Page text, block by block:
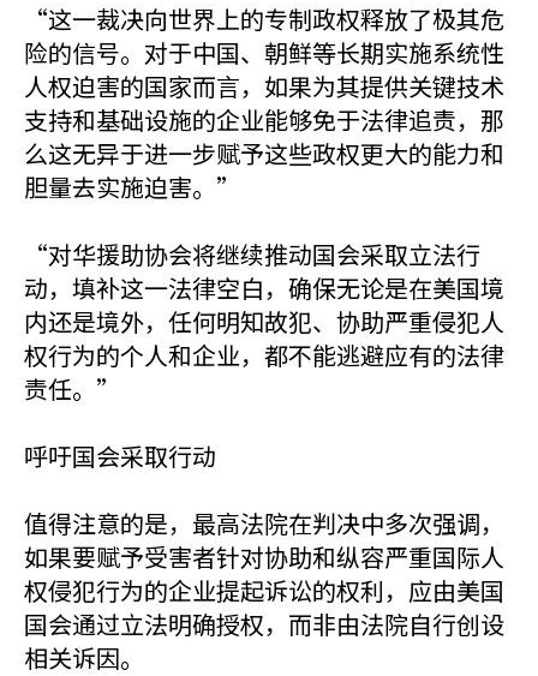
“这一裁决向世界上的专制政权释放了极其危
险的信号。对于中国、朝鲜等长期实施系统性
人权迫害的国家而言，如果为其提供关键技术
支持和基础设施的企业能够免于法律追责，那
么这无异于进一步赋予这些政权更大的能力和
胆量去实施迫害。”
“对华援助协会将继续推动国会采取立法行
动，填补这一法律空白，确保无论是在美国境
内还是境外，任何明知故犯、协助严重侵犯人
权行为的个人和企业，都不能逃避应有的法律
责任。”
呼吁国会采取行动
值得注意的是，最高法院在判决中多次强调，
如果要赋予受害者针对协助和纵容严重国际人
权侵犯行为的企业提起诉讼的权利，应由美国
国会通过立法明确授权，而非由法院自行创设
相关诉因。